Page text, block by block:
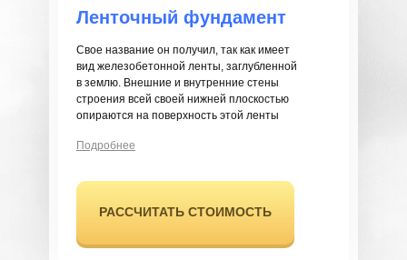
Свое название он получил, так как имеет
вид железобетонной ленты, заглубленной
в землю. Внешние и внутренние стены
строения всей своей нижней плоскостью
опираются на поверхность этой ленты
Подробнее
Ленточный фундамент
РАССЧИТАТЬ СТОИМОСТЬ